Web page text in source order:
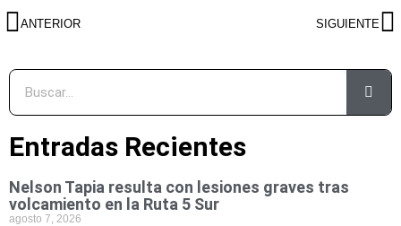
ANTERIOR SIGUIENTE
Entradas Recientes
Nelson Tapia resulta con lesiones graves tras
volcamiento en la Ruta 5 Sur
agosto 7, 2026